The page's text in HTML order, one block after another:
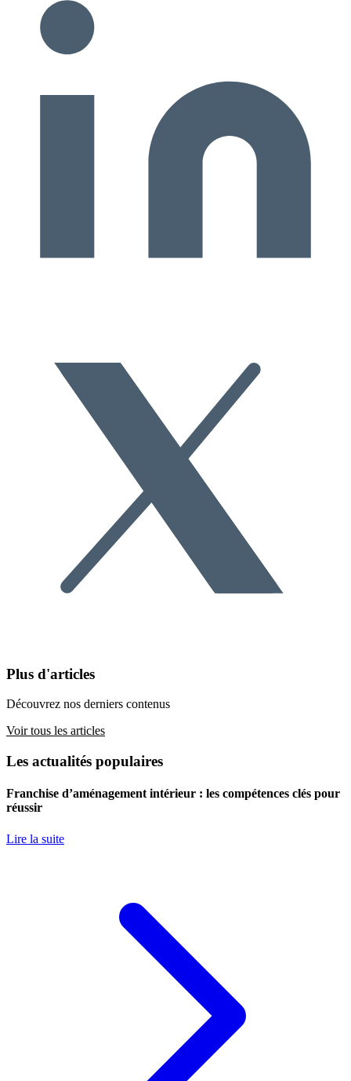
Plus d'articles
Découvrez nos derniers contenus
Voir tous les articles
Les actualités populaires
Franchise d’aménagement intérieur : les compétences clés pour
réussir
Lire la suite